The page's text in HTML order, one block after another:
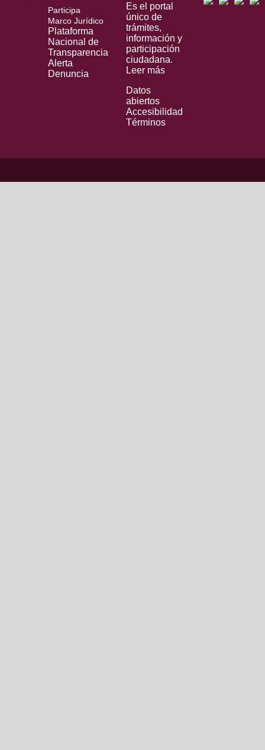
Participa
Marco Jurídico
Plataforma
Nacional de
Transparencia
Alerta
Denuncia
Es el portal
único de
trámites,
información y
participación
ciudadana.
Leer más
Datos
abiertos
Accesibilidad
Términos